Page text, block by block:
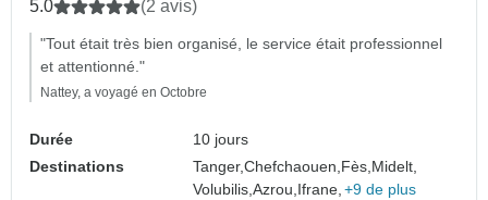
5.0 (2 avis)
"Tout était très bien organisé, le service était professionnel
et attentionné."
Nattey, a voyagé en Octobre
Durée
10 jours
Destinations
Tanger,Chefchaouen, Fès, Midelt,
Volubilis,Azrou, Ifrane, +9 de plus